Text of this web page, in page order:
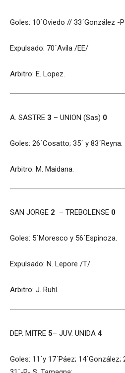
Goles: 10´Oviedo // 33´González -
Expulsado: 70´Avila /EE/
Arbitro: E. Lopez.
A. SASTRE 3 – UNION (Sas) 0
Goles: 26´Cosatto; 35´ y 83´Reyna.
Arbitro: M. Maidana.
SAN JORGE 2 – TREBOLENSE 0
Goles: 5´Moresco y 56´Espinoza.
Expulsado: N. Lepore /T/
Arbitro: J. Ruhl.
DEP. MITRE 5– JUV. UNIDA 4
Goles: 11´y 17´Páez;